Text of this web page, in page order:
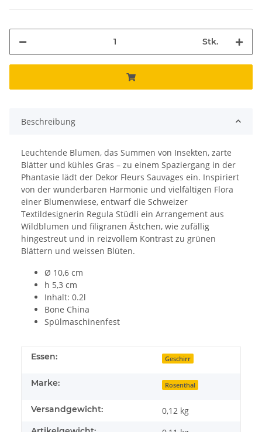
Stk.
Beschreibung
Leuchtende Blumen, das Summen von Insekten, zarte
Blätter und kühles Gras – zu einem Spaziergang in der
Phantasie lädt der Dekor Fleurs Sauvages ein. Inspiriert
von der wunderbaren Harmonie und vielfältigen Flora
einer Blumenwiese, entwarf die Schweizer
Textildesignerin Regula Stüdli ein Arrangement aus
Wildblumen und filigranen Ästchen, wie zufällig
hingestreut und in reizvollem Kontrast zu grünen
Blättern und weissen Blüten.
Ø 10,6 cm
h 5,3 cm
Inhalt: 0.2l
Bone China
Spülmaschinenfest
Essen: Geschirr
Marke: Rosenthal
Versandgewicht: 0,12 kg